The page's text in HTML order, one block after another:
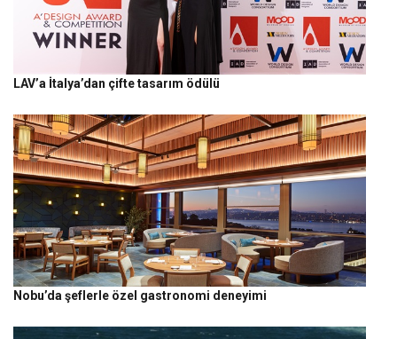
LAV’a İtalya’dan çifte tasarım ödülü
Nobu’da şeflerle özel gastronomi deneyimi